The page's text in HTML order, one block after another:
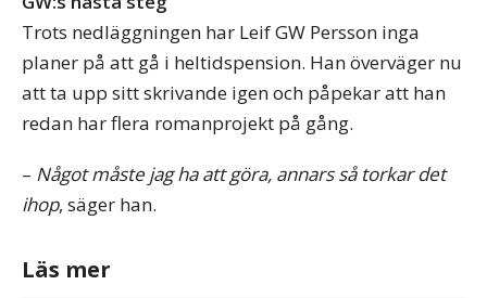
Trots nedläggningen har Leif GW Persson inga
planer på att gå i heltidspension. Han överväger nu
att ta upp sitt skrivande igen och påpekar att han
redan har flera romanprojekt på gång.
– Något måste jag ha att göra, annars så torkar det
ihop, säger han.
Läs mer